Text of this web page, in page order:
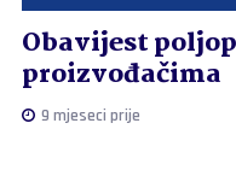
Obavijest
proizvođačima
9 mjeseci prije